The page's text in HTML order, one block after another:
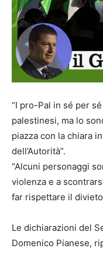
“I pro-Pal in sé per
palestinesi, ma lo
piazza con la chiara
dell’Autorità”.
“Alcuni personaggi
violenza e a
far rispettare il
Le dichiarazioni del
Domenico Pianese,